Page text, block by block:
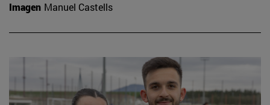
Imagen Manuel Castells